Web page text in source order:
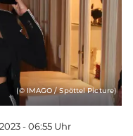
(© IMAGO / Spöttel Picture)
- 06:55 Uhr